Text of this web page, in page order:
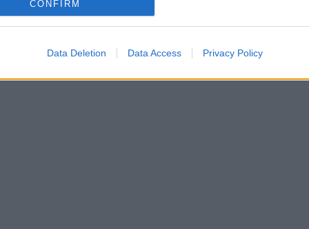
CONFIRM
Data Deletion Data Access Privacy Policy